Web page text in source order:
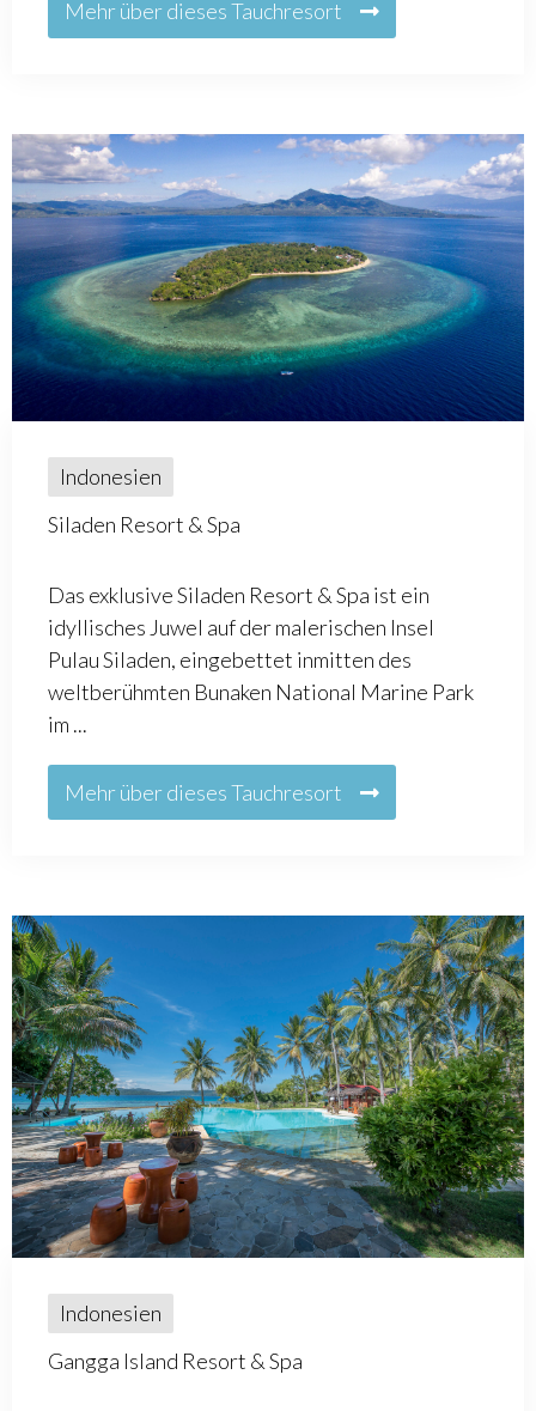
Mehr über dieses Tauchresort
Indonesien
Siladen Resort & Spa
Das exklusive Siladen Resort & Spa ist ein
idyllisches Juwel auf der malerischen Insel
Pulau Siladen, eingebettet inmitten des
weltberühmten Bunaken National Marine Park
im ...
Mehr über dieses Tauchresort
Indonesien
Gangga Island Resort & Spa